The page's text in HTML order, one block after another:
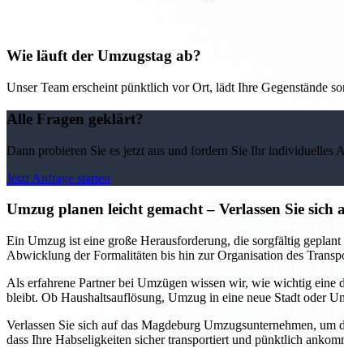
Wie läuft der Umzugstag ab?
Unser Team erscheint pünktlich vor Ort, lädt Ihre Gegenstände
Alle Fragen geklärt?
Dann probieren Sie es jetzt aus und fordern Sie Ihr individuelles
Jetzt Anfrage starten
Umzug planen leicht gemacht – Verlassen Sie
Ein Umzug ist eine große Herausforderung, die sorgfältig
Abwicklung der Formalitäten bis hin zur Organisation des
Als erfahrene Partner bei Umzügen wissen wir, wie wichtig eine
bleibt. Ob Haushaltsauflösung, Umzug in eine neue Stadt oder
Verlassen Sie sich auf das Magdeburg Umzugsunternehmen,
dass Ihre Habseligkeiten sicher transportiert und pünktlich